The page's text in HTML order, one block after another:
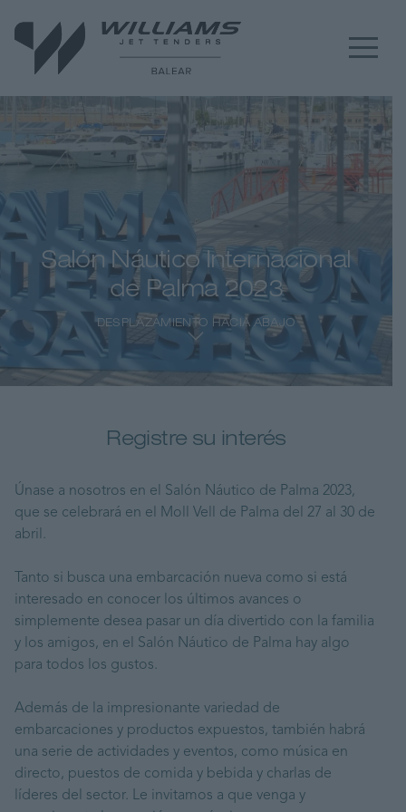
Salón Náutico Internacional
de Palma 2023
DESPLAZAMIENTO HACIA ABAJO
Registre su interés
Únase a nosotros en el Salón Náutico de Palma 2023,
que se celebrará en el Moll Vell de Palma del 27 al 30 de
abril.
Tanto si busca una embarcación nueva como si está
interesado en conocer los últimos avances o
simplemente desea pasar un día divertido con la familia
y los amigos, en el Salón Náutico de Palma hay algo
para todos los gustos.
Además de la impresionante variedad de
embarcaciones y productos expuestos, también habrá
una serie de actividades y eventos, como música en
directo, puestos de comida y bebida y charlas de
líderes del sector. Le invitamos a que venga y